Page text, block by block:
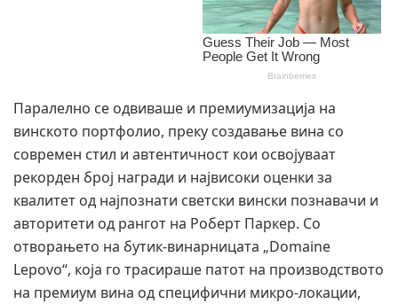
Паралелно се одвиваше и премиумизација на
винското портфолио, преку создавање вина со
современ стил и автентичност кои освојуваат
рекорден број награди и највисоки оценки за
квалитет од најпознати светски вински познавачи и
авторитети од рангот на Роберт Паркер. Со
отворањето на бутик-винарницата „Domaine
Lepovo“, која го трасираше патот на производството
на премиум вина од специфични микро-локации,